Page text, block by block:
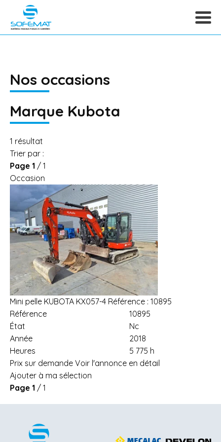
Nos occasions
Marque Kubota
1 résultat
Trier par :
Page 1 / 1
Occasion
Mini pelle KUBOTA KX057-4 Référence : 10895
Référence
10895
État
Nc
Année
2018
Heures
5 775 h
Prix sur demande Voir l'annonce en détail
Ajouter à ma sélection
Page 1 / 1